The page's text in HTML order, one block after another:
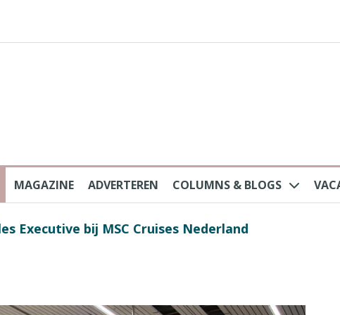
MAGAZINE ADVERTEREN COLUMNS & BLOGS
na protesten massatoerisme: ‘Nederlandse